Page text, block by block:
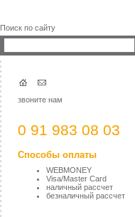
Поиск по сайту
звоните нам
0 91 983 08 03
Способы оплаты
WEBMONEY
Visa/Master Card
наличный рассчет
безналичный рассчет